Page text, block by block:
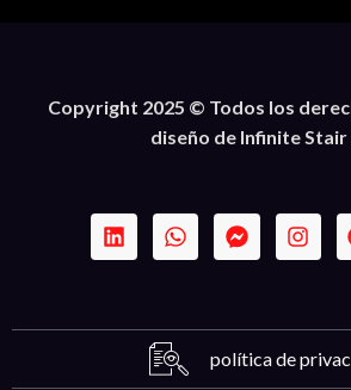
Copyright 2025 © Todos los
diseño de Infinite Stair
política de